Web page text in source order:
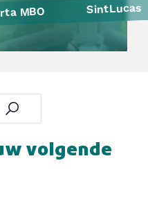
MBO SintLucas
MBO SintLucas
volgende